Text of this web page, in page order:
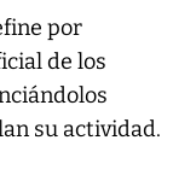
por
de los
su actividad.